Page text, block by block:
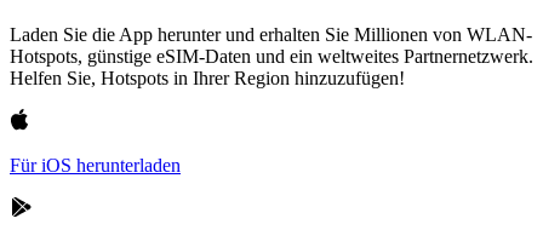
Laden Sie die App herunter und erhalten Sie Millionen von WLAN-
Hotspots, günstige eSIM-Daten und ein weltweites Partnernetzwerk.
Helfen Sie, Hotspots in Ihrer Region hinzuzufügen!
Für iOS herunterladen